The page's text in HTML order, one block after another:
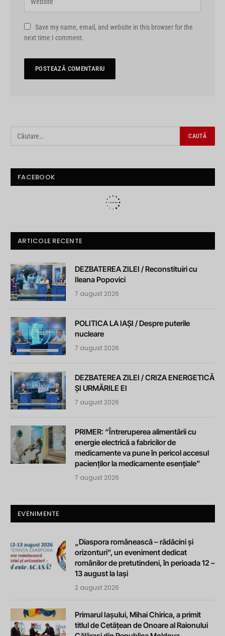
Save my name, email, and website in this browser for the
next time I comment.
FACEBOOK
ARTICOLE RECENTE
DEZBATEREA ZILEI / Reconstituiri cu
Ileana Popovici
7 august 2026
POLITICA LA IAȘI / Despre puterile
nucleare
7 august 2026
DEZBATEREA ZILEI / CRIZA ENERGETICĂ
ȘI URMĂRILE EI
7 august 2026
PRIMER: “Întreruperea alimentării cu
energie electrică a fabricilor de
medicamente va pune în pericol accesul
pacienților la medicamente esențiale”
7 august 2026
EVENIMENTE
„Diaspora românească – rădăcini și
orizonturi”, un eveniment dedicat
românilor de pretutindeni, în perioada 12 –
13 august la Iași
2 august 2026
Primarul Iașului, Mihai Chirica, a primit
titlul de Cetățean de Onoare al Raionului